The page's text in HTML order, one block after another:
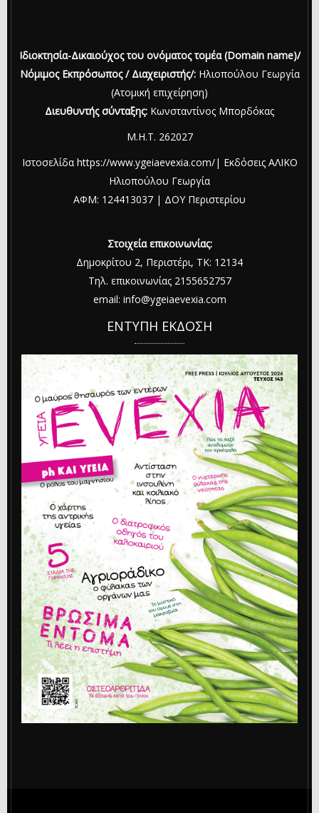
Ιδιοκτησία-Δικαιούχος του ονόματος τομέα (Domain name)/
Νόμιμος Εκπρόσωπος / Διαχειριστής/:Ηλιοπούλου Γεωργία
(Ατομική επιχείρηση)
Διευθυντής σύνταξης: Κωνσταντίνος Μπορδόκας
Μ.Η.Τ. 262027
Ιστοσελίδα https://www.ygeiaevexia.com/| Εκδόσεις ΑΛΙΚΟ
Ηλιοπούλου Γεωργία
ΑΦΜ: 124413037 | ΔΟΥ Περιστερίου
Στοιχεία επικοινωνίας:
Δημοκρίτου 2, Περιστέρι, ΤΚ: 12134
Τηλ. επικοινωνίας 2155652757
email: info@ygeiaevexia.com
ΕΝΤΥΠΗ ΕΚΔΟΣΗ